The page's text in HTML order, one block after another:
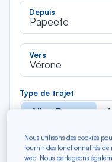
Depuis
Papeete
Vers
Vérone
Type de trajet
Aller-Retour
Nous utilisons des cookies
fournir des fonctionnalités de
web. Nous partageons